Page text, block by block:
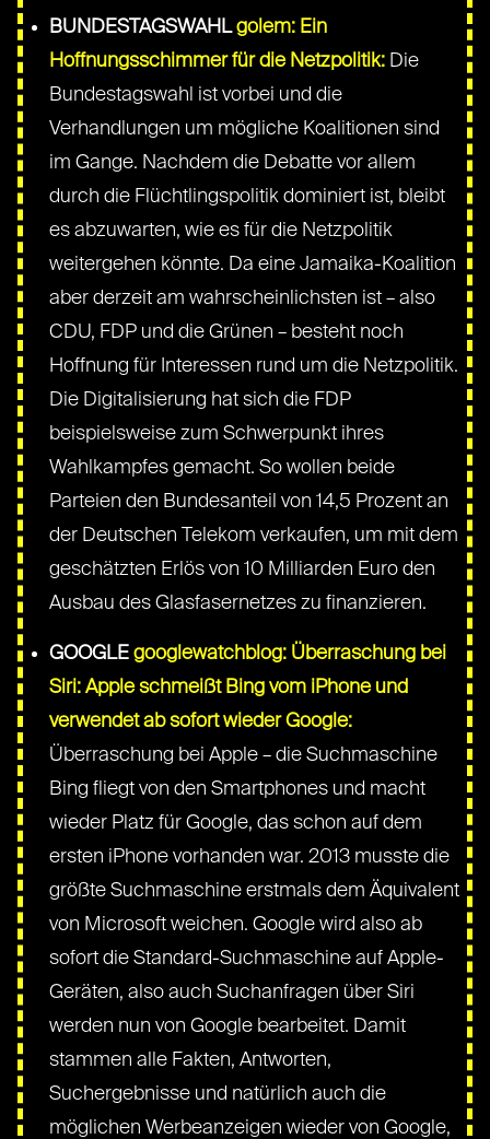
BUNDESTAGSWAHLgolem: Ein
Hoffnungsschimmer für die Netzpolitik: Die
Bundestagswahl ist vorbei und die
Verhandlungen um mögliche Koalitionen sind
im Gange. Nachdem die Debatte vor allem
durch die Flüchtlingspolitik dominiert ist, bleibt
es abzuwarten, wie es für die Netzpolitik
weitergehen könnte. Da eine Jamaika-Koalition
aber derzeit am wahrscheinlichsten ist – also
CDU, FDP und die Grünen – besteht noch
Hoffnung für Interessen rund um die Netzpolitik.
Die Digitalisierung hat sich die FDP
beispielsweise zum Schwerpunkt ihres
Wahlkampfes gemacht. So wollen beide
Parteien den Bundesanteil von 14,5 Prozent an
der Deutschen Telekom verkaufen, um mit dem
geschätzten Erlös von 10 Milliarden Euro den
Ausbau des Glasfasernetzes zu finanzieren.
GOOGLEgooglewatchblog: Überraschung bei
Siri: Apple schmeißt Bing vom iPhone und
verwendet ab sofort wieder Google:
Überraschung bei Apple – die Suchmaschine
Bing fliegt von den Smartphones und macht
wieder Platz für Google, das schon auf dem
ersten iPhone vorhanden war. 2013 musste die
größte Suchmaschine erstmals dem Äquivalent
von Microsoft weichen. Google wird also ab
sofort die Standard-Suchmaschine auf Apple-
Geräten, also auch Suchanfragen über Siri
werden nun von Google bearbeitet. Damit
stammen alle Fakten, Antworten,
Suchergebnisse und natürlich auch die
möglichen Werbeanzeigen wieder von Google,